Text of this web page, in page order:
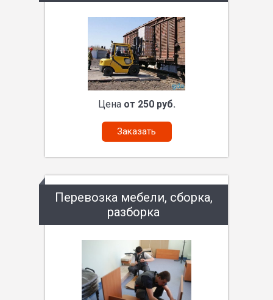
Цена от 250 руб.
Заказать
Перевозка мебели, сборка,
разборка